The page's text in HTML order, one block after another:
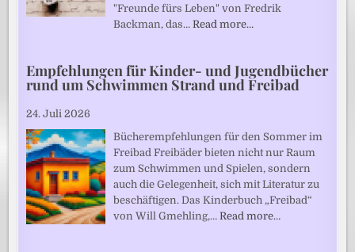
"Freunde fürs Leben" von Fredrik
Backman, das…Read more…
Empfehlungen für Kinder- und Jugendbücher
rund um Schwimmen Strand und Freibad
24. Juli 2026
Bücherempfehlungen für den Sommer im
Freibad Freibäder bieten nicht nur Raum
zum Schwimmen und Spielen, sondern
auch die Gelegenheit, sich mit Literatur zu
beschäftigen. Das Kinderbuch „Freibad“
von Will Gmehling,…Read more…